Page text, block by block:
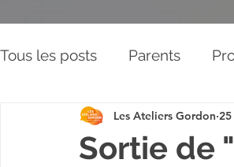
Tous les posts Parents
Les Piliers de l'Approche
Sortie de
Les Ateliers Gordon